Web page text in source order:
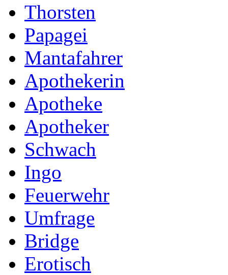
Thorsten
Papagei
Mantafahrer
Apothekerin
Apotheke
Apotheker
Schwach
Ingo
Feuerwehr
Umfrage
Bridge
Erotisch